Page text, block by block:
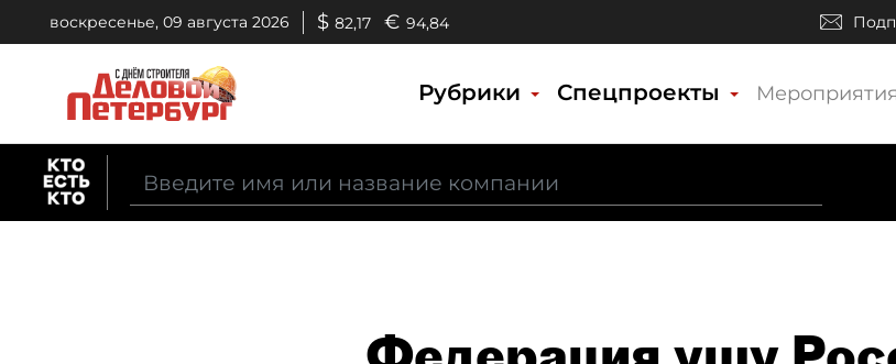
воскресенье, 09 августа 2026 $ 82,17 € 94,84
Рубрики Спецпроекты Мероприятия